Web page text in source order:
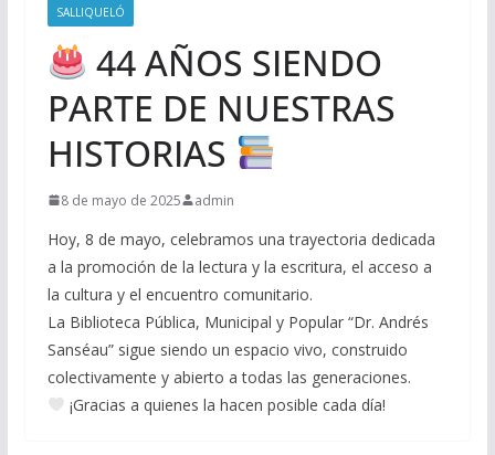
SALLIQUELÓ
44 AÑOS SIENDO
PARTE DE NUESTRAS
HISTORIAS
8 de mayo de 2025 admin
Hoy, 8 de mayo, celebramos una trayectoria dedicada
a la promoción de la lectura y la escritura, el acceso a
la cultura y el encuentro comunitario.
La Biblioteca Pública, Municipal y Popular “Dr. Andrés
Sanséau” sigue siendo un espacio vivo, construido
colectivamente y abierto a todas las generaciones.
¡Gracias a quienes la hacen posible cada día!